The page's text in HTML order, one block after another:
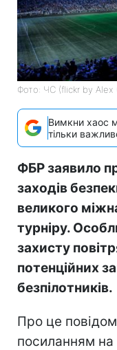
Фото: ЧС (flickr by Alex
Вимкни хаос
тільки
ФБР заявило
заходів
великого
турніру.
захисту
потенційних
безпілотників.
Про це
посиланням на